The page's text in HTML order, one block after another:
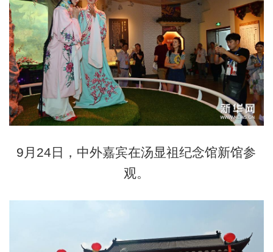
9月24日，中外嘉宾在汤显祖纪念馆新馆参
观。